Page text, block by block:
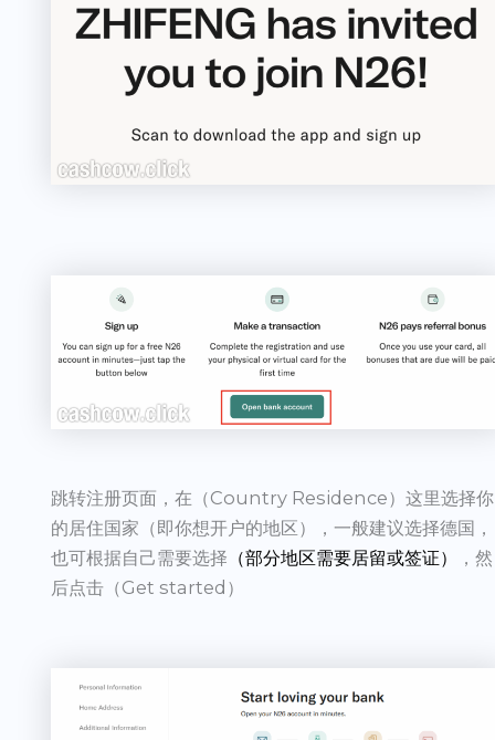
跳转注册页面，在（Country Residence）这里选择你
的居住国家（即你想开户的地区），一般建议选择德国，
也可根据自己需要选择 （部分地区需要居留或签证）
，然
后点击（Get started）